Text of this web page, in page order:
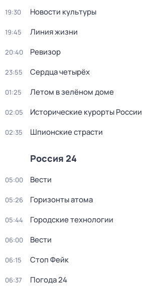
19:30 Новости культуры
19:45 Линия жизни
20:40 Ревизор
23:55 Сердца четырёх
01:25 Летом в зелёном доме
02:05 Исторические курорты России
02:35 Шпионские страсти
Россия 24
05:00 Вести
05:26 Горизонты атома
05:44 Городские технологии
06:00 Вести
06:15 Стоп Фейк
06:37 Погода 24